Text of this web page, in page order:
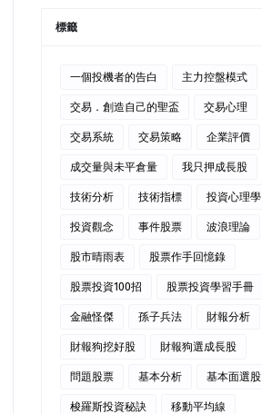
標籤
一個投機者的告白 主力控盤模式
交易．創造自己的聖盃 交易心理
交易系統 交易策略 企業評價
成交量與未平倉量 我只押成長股
技術分析 技術指標 投資心理學
投資觀念 事件股票 波浪理論
股市晴雨表 股票作手回憶錄
股票投資100招 股票投資學習手冊
金融怪傑 孫子兵法 財報分析
財報狗挖好股 財報狗選成長股
問題股票 基本分析 基本面選股
梭羅斯投資秘訣 移動平均線